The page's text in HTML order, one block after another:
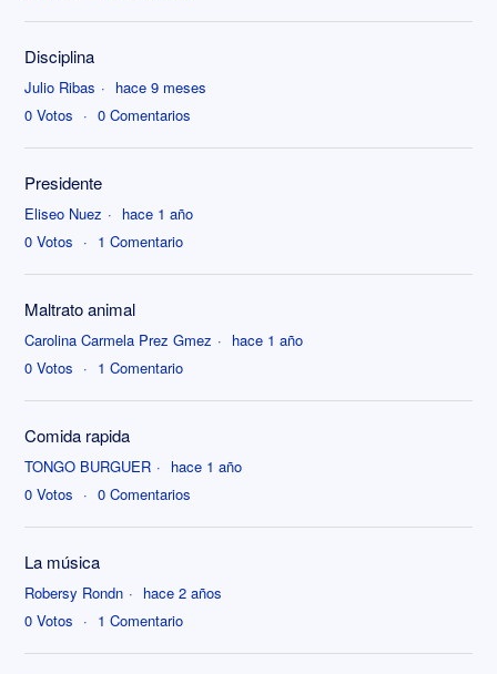
Disciplina
Julio Ribas
hace 9 meses
0 Votos 0 Comentarios
Presidente
Eliseo Nuez
hace 1 año
0 Votos 1 Comentario
Maltrato animal
Carolina Carmela Prez Gmez
hace 1 año
0 Votos 1 Comentario
Comida rapida
TONGO BURGUER
hace 1 año
0 Votos 0 Comentarios
La música
Robersy Rondn
hace 2 años
0 Votos 1 Comentario